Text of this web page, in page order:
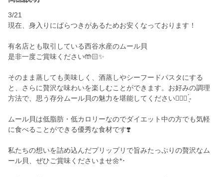
3/21
現在、身入りにばらつきがあるためお安くなっております！
有名店とも取引している西谷水産のムール貝
是非一度ご賞味ください🤲🏻✨️
そのまま蒸しても美味しく、酒蒸しやシーフードパスタにする
と、さらに贅沢な味わいを楽しむことができます。お好みの調理
方法で、思う存分ムール貝の魅力を堪能してください👉🏻💗 ̖́-
ムール貝は低脂肪・低カロリーなのでダイエット中の方でも気軽
に食べることができる優秀な食材です❣️
私たちの想いを詰め込んだプリップリで旨みたっぷりの贅沢なム
ール貝、ぜひご賞味くださいませ🌼*･